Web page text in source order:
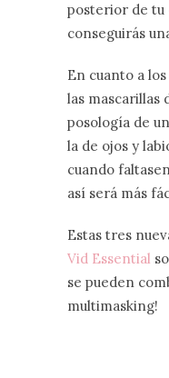
posterior de tu
conseguirás
En cuanto a
las mascarillas
posología de
la de ojos y
cuando
así será más
Estas tres
Vid Essential
se pueden
multimasking!